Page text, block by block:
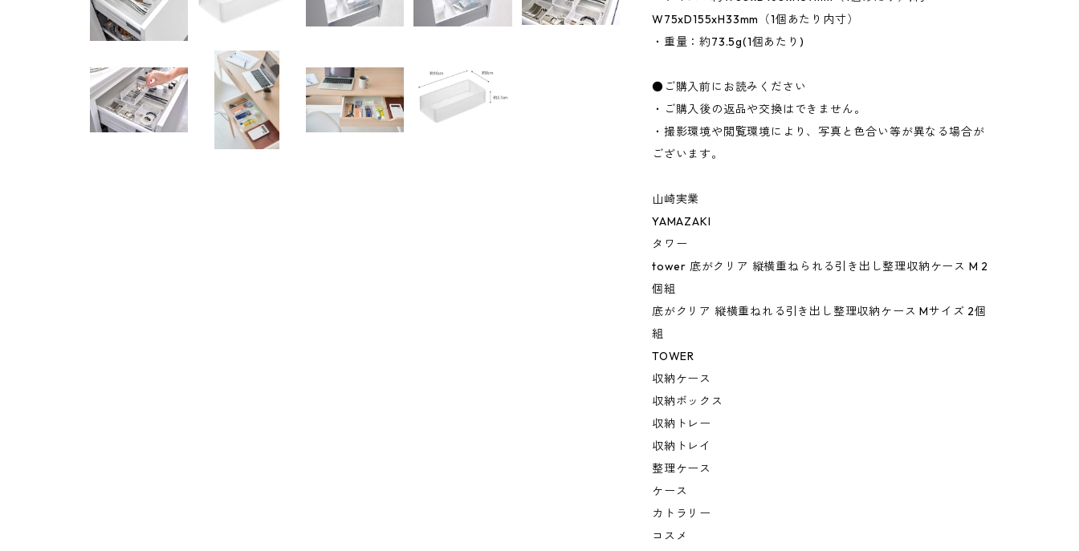
W75xD155xH33mm（1個あたり内寸）
・重量：約73.5g(1個あたり)
●ご購入前にお読みください
・ご購入後の返品や交換はできません。
・撮影環境や閲覧環境により、写真と色合い等が異なる場合が
ございます。
山崎実業
YAMAZAKI
タワー
tower 底がクリア 縦横重ねられる引き出し整理収納ケース M 2
個組
底がクリア 縦横重ねれる引き出し整理収納ケース Mサイズ 2個
組
TOWER
収納ケース
収納ボックス
収納トレー
収納トレイ
整理ケース
ケース
カトラリー
コスメ